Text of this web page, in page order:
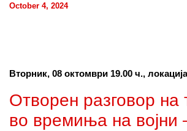
October 4, 2024
Вторник, 08 октомври 19.00 ч.,
Отворен разговор на
во времиња на војни